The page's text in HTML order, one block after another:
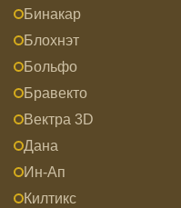
Бинакар
Блохнэт
Больфо
Бравекто
Вектра 3D
Дана
Ин-Ап
Килтикс